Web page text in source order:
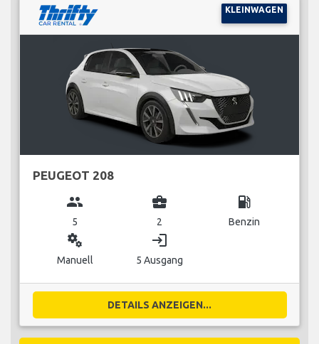
KLEINWAGEN
PEUGEOT 208
group
5
business_center
2
local_gas_station
Benzin
miscellaneous_services
Manuell
login
5 Ausgang
DETAILS ANZEIGEN...